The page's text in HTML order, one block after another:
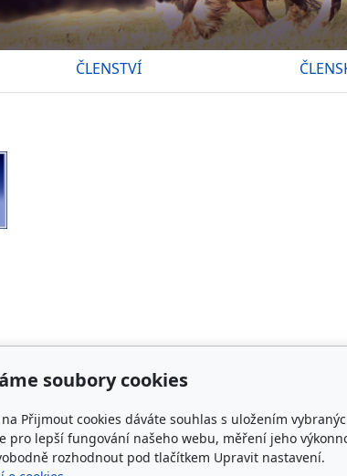
ČLENSTVÍ
Kontakt
soubory cookies
Přijmout cookies dáváte souhlas s uložením
pro lepší fungování našeho webu, měření jeho
rozhodnout pod tlačítkem Upravit nastavení.